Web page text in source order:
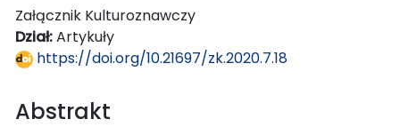
Załącznik Kulturoznawczy
Dział:Artykuły
https://doi.org/10.21697/zk.2020.7.18
Abstrakt